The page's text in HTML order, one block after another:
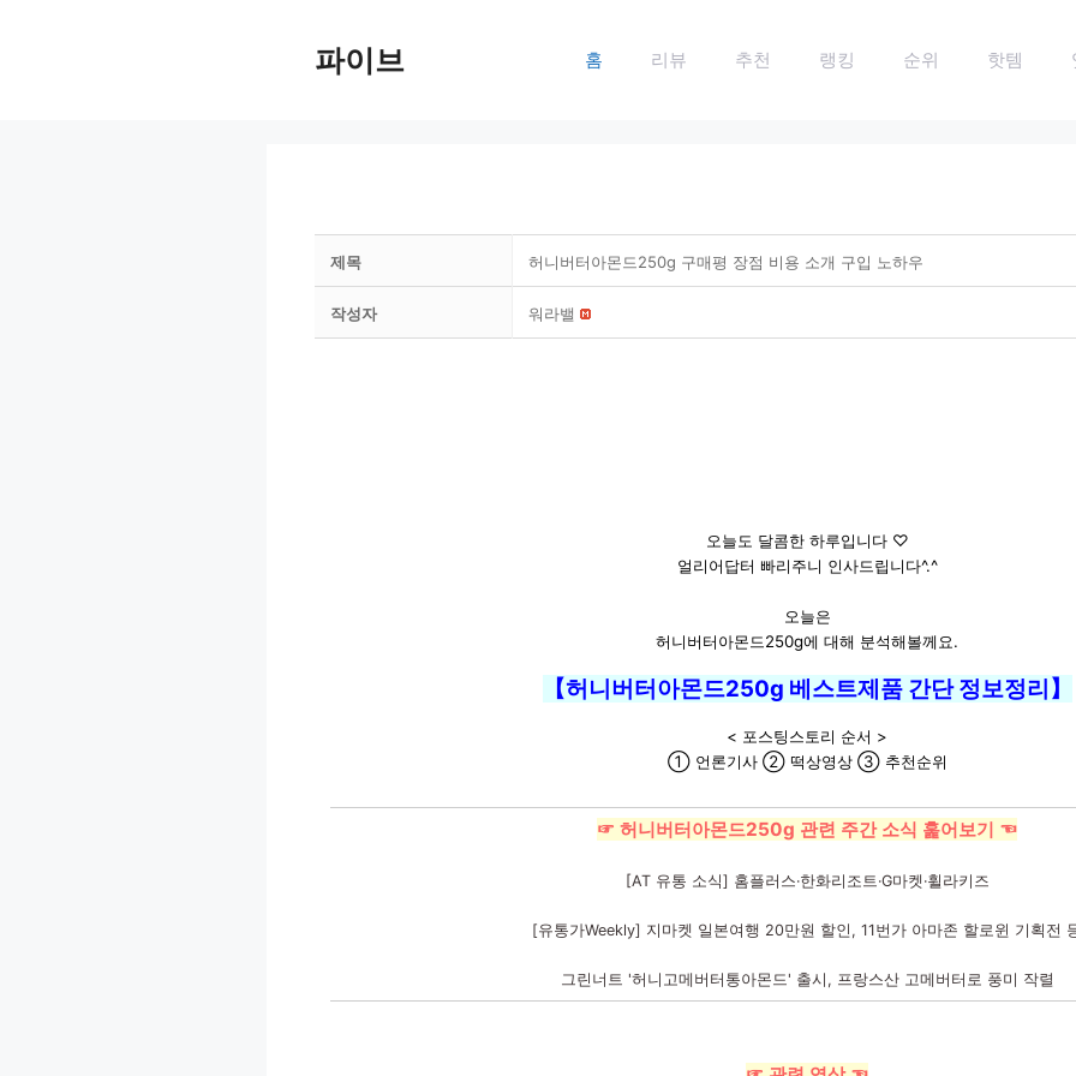
파이브 홈 리뷰 추천 랭킹 순위 핫템
제목 허니버터아몬드250g 구매평 장점 비용 소개 구입 노하우
작성자 워라밸
오늘도 달콤한 하루입니다 ♡
얼리어답터 빠리주니 인사드립니다^.^
오늘은
허니버터아몬드250g에 대해 분석해볼께요.
【허니버터아몬드250g 베스트제품 간단 정보정리】
< 포스팅스토리 순서 >
① 언론기사 ② 떡상영상 ③ 추천순위
☞ 허니버터아몬드250g 관련 주간 소식 훑어보기 ☜
[AT 유통 소식] 홈플러스·한화리조트·G마켓·휠라키즈
[유통가Weekly] 지마켓 일본여행 20만원 할인, 11번가 아마존 할로윈 기획전
그린너트 '허니고메버터통아몬드' 출시, 프랑스산 고메버터로 풍미 작렬